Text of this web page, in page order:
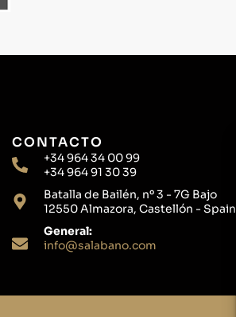
CONTACTO
+34 964 34 00 99
+34 964 91 30 39
Batalla de Bailén, nº 3 - 7G Bajo
12550 Almazora, Castellón - Spain
General:
info@salabano.com